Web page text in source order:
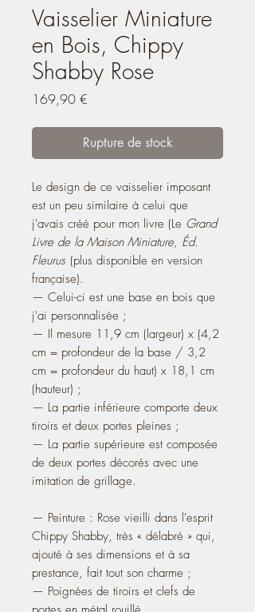
Vaisselier Miniature
en Bois, Chippy
Shabby Rose
169,90 €
Rupture de stock
Le design de ce vaisselier imposant
est un peu similaire à celui que
j'avais créé pour mon livre (Le Grand
Livre de la Maison Miniature, Éd.
Fleurus (plus disponible en version
française).
— Celui-ci est une base en bois que
j'ai personnalisée ;
— Il mesure 11,9 cm (largeur) x (4,2
cm = profondeur de la base / 3,2
cm = profondeur du haut) x 18,1 cm
(hauteur) ;
— La partie inférieure comporte deux
tiroirs et deux portes pleines ;
— La partie supérieure est composée
de deux portes décorés avec une
imitation de grillage.
— Peinture : Rose vieilli dans l'esprit
Chippy Shabby, très « délabré » qui,
ajouté à ses dimensions et à sa
prestance, fait tout son charme ;
— Poignées de tiroirs et clefs de